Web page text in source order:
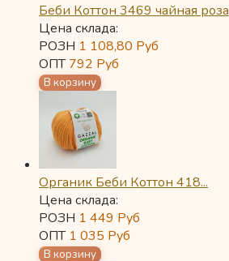
Беби Коттон 3469 чайная роза
Цена склада:
РОЗН 1 108,80 Руб
ОПТ792 Руб
Органик Беби Коттон 418...
Цена склада:
РОЗН 1 449 Руб
ОПТ 1 035 Руб